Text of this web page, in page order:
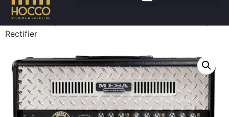
Accueil/Amplis
Rectifier